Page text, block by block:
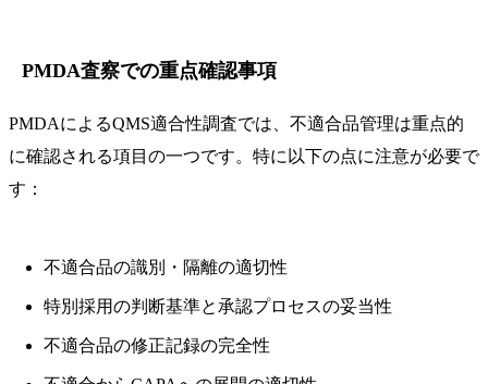
PMDA査察での重点確認事項
PMDAによるQMS適合性調査では、不適合品管理は重点的
に確認される項目の一つです。特に以下の点に注意が必要で
す：
不適合品の識別・隔離の適切性
特別採用の判断基準と承認プロセスの妥当性
不適合品の修正記録の完全性